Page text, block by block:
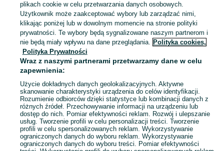
Skorzystaj z największego serwisu ogłoszeniowego - Perzów i okolice! Kupuj to, czego pragniesz i sprzedawaj to, czego już nie potrzebujesz! Zobacz
Mapa kategorii
Mapa miejscowości
Mapa ministron
Popularne wyszukiwania
plikach cookie w celu przetwarzania danych osobowych.
Użytkownik może zaakceptować wybory lub zarządzać nimi,
klikając poniżej lub w dowolnym momencie na stronie polityki
prywatności. Te wybory będą sygnalizowane naszym partnerom i
nie będą miały wpływu na dane przeglądania. Polityka cookies,
Polityka Prywatności
Wraz z naszymi partnerami przetwarzamy dane w celu
zapewnienia:
Użycie dokładnych danych geolokalizacyjnych. Aktywne
skanowanie charakterystyki urządzenia do celów identyfikacji.
Rozumienie odbiorców dzięki statystyce lub kombinacji danych z
różnych źródeł. Przechowywanie informacji na urządzeniu lub
dostęp do nich. Pomiar efektywności reklam. Rozwój i ulepszanie
usług. Tworzenie profili w celu personalizacji treści. Tworzenie
profili w celu spersonalizowanych reklam. Wykorzystywanie
ograniczonych danych do wyboru reklam. Wykorzystywanie
ograniczonych danych do wyboru treści. Pomiar efektywności